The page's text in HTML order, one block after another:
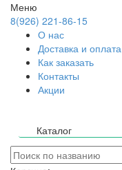
Меню
8(926) 221-86-15
О нас
Доставка и оплата
Как заказать
Контакты
Акции
Каталог